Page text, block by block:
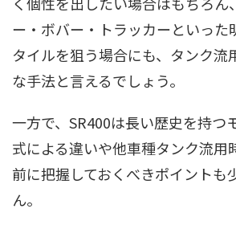
ー・ボバー・トラッカーといった
タイルを狙う場合にも、タンク流
な手法と言えるでしょう。
一方で、SR400は長い歴史を持つ
式による違いや他車種タンク流用
前に把握しておくべきポイントも
ん。